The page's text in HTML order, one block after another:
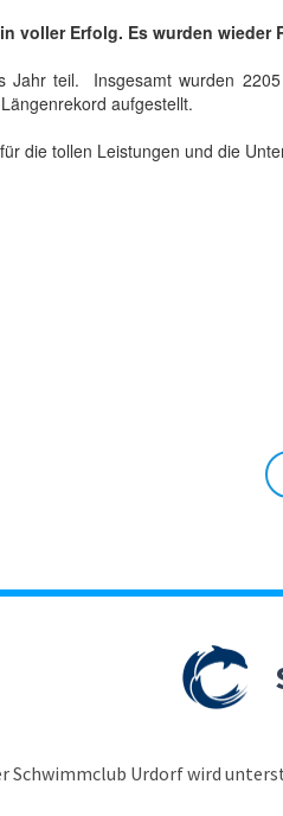
voller Erfolg. Es wurden
Jahr teil. Insgesamt wurden
aufgestellt.
die tollen Leistungen und die
Schwimmclub Urdorf wird